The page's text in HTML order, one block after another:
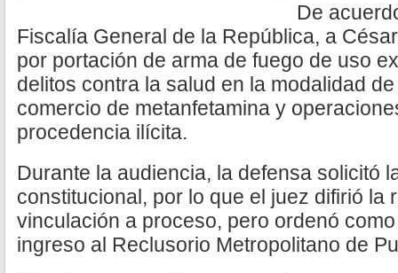
De
Fiscalía General de la República, a
por portación de arma de fuego de uso
delitos contra la salud en la modalidad
comercio de metanfetamina y
procedencia ilícita.
Durante la audiencia, la defensa solicitó
constitucional, por lo que el juez difirió la
vinculación a proceso, pero ordenó
ingreso al Reclusorio Metropolitano de